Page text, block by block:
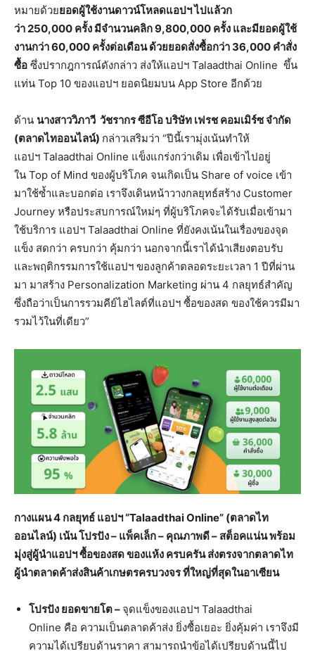
หมายด้วยยอดผู้ใช้งานดาวน์โหลดแอปฯ ไปแล้วก
ว่า 250,000 ครั้ง มีจำนวนคลิก 9,800,000 ครั้ง และมียอดผู้ใช้
งานกว่า 60,000 ครั้งต่อเดือน ด้วยยอดสั่งซื้อกว่า 36,000 คำสั่ง
ซื้อ ซึ่งปรากฎการณ์ดังกล่าว ส่งให้แอปฯ Talaadthai Online ขึ้น
แท่น Top 10 ของแอปฯ ยอดนิยมบน App Store อีกด้วย
ด้าน นางสาววิภาวี วัชรากร ซีอีโอ บริษัท เฟรช คอมเมิร์ซ จำกัด
(ตลาดไทออนไลน์) กล่าวเสริมว่า “ปีนี้เรามุ่งเน้นทำให้
แอปฯ Talaadthai Online แข็งแกร่งกว่าเดิม เพื่อเข้าไปอยู่
ใน Top of Mind ของผู้บริโภค จนเกิดเป็น Share of voice เข้า
มาใช้ซ้ำและบอกต่อ เราจึงเดินหน้าวางกลยุทธ์สร้าง Customer
Journey หรือประสบการณ์ใหม่ๆ ที่ผู้บริโภคจะได้รับเมื่อเข้ามา
ใช้บริการ แอปฯ Talaadthai Online ที่ยังคงเน้นในเรื่องของจุด
แข็ง สดกว่า ครบกว่า คุ้มกว่า นอกจากนี้เราได้นำเสียงตอบรับ
และพฤติกรรมการใช้แอปฯ ของลูกค้าตลอดระยะเวลา 1 ปีที่ผ่าน
มา มาสร้าง Personalization Marketing ผ่าน 4 กลยุทธ์สำคัญ
ซึ่งถือว่าเป็นการรวมคีย์ไฮไลต์ที่แอปฯ ซื้อของสด ของใช้ควรมีมา
รวมไว้ในที่เดียว”
กางแผน4 กลยุทธ์ แอปฯ “Talaadthai Online” (ตลาดไท
ออนไลน์) เน้น โปรปัง – แพ็คเล็ก – คุณภาพดี – สต็อคแน่น พร้อม
มุ่งสู่ผู้นำแอปฯ ซื้อของสด ของแห้ง ครบครัน ส่งตรงจากตลาดไท
ผู้นำตลาดค้าส่งสินค้าเกษตรครบวงจร ที่ใหญ่ที่สุดในอาเซียน
โปรปัง ยอดขายโต – จุดแข็งของแอปฯ Talaadthai
Online คือ ความเป็นตลาดค้าส่ง ยิ่งซื้อเยอะ ยิ่งคุ้มค่า เราจึงมี
ความได้เปรียบด้านราคา สามารถนำข้อได้เปรียบด้านนี้ไป